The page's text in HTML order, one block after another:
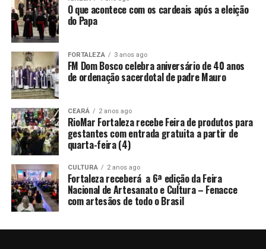
O que acontece com os cardeais após a eleição
do Papa
FORTALEZA 3 anos ago
FM Dom Bosco celebra aniversário de 40 anos
de ordenação sacerdotal de padre Mauro
CEARÁ 2 anos ago
RioMar Fortaleza recebe Feira de produtos para
gestantes com entrada gratuita a partir de
quarta-feira (4)
CULTURA 2 anos ago
Fortaleza receberá a 6ª edição da Feira
Nacional de Artesanato e Cultura – Fenacce
com artesãos de todo o Brasil